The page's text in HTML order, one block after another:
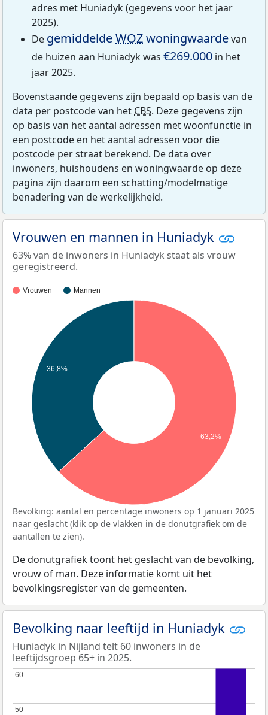
adres met Huniadyk (gegevens voor het jaar
2025).
De gemiddeldeWOZwoningwaardevan
de huizen aan Huniadyk was €269.000 in het
jaar 2025.
Bovenstaande gegevens zijn bepaald op basis van de
data per postcode van het CBS. Deze gegevens zijn
op basis van het aantal adressen met woonfunctie in
een postcode en het aantal adressen voor die
postcode per straat berekend. De data over
inwoners, huishoudens en woningwaarde op deze
pagina zijn daarom een schatting/modelmatige
benadering van de werkelijkheid.
Vrouwen en mannen in Huniadyk
63% van de inwoners in Huniadyk staat als vrouw
geregistreerd.
Vrouwen Mannen
36,8%
63,2%
Bevolking: aantal en percentage inwoners op 1 januari 2025
naar geslacht (klik op de vlakken in de donutgrafiek om de
aantallen te zien).
De donutgrafiek toont het geslacht van de bevolking,
vrouw of man. Deze informatie komt uit het
bevolkingsregister van de gemeenten.
Bevolking naar leeftijd in Huniadyk
Huniadyk in Nijland telt 60 inwoners in de
leeftijdsgroep 65+ in 2025.
50
50
60
60